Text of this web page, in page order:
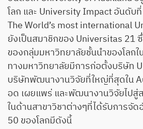
โลก และ University Impact อันดับ
The World’s most international
ยังเป็นสมาชิกของ Universitas 21
ของกลุ่มมหาวิทยาลัยชั้นนำของโลก
ทางมหาวิทยาลัยมีการก่อตั้งบริษัท
บริษัทพัฒนางานวิจัยที่ใหญ่ที่สุดใน
อด เผยแพร่ และพัฒนางานวิจัยไปสู่
ในด้านสาขาวิชาต่างๆที่ได้รับการจัด
50 ของโลกมีดังนี้